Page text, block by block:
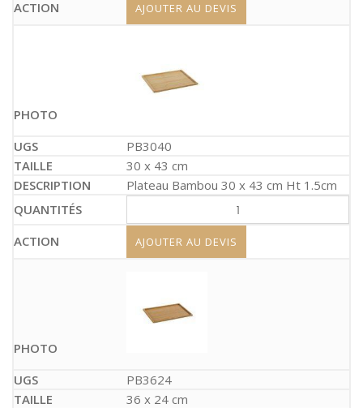
AJOUTER AU DEVIS
PB3040
30 x 43 cm
Plateau Bambou 30 x 43 cm Ht 1.5cm
AJOUTER AU DEVIS
PB3624
36 x 24 cm